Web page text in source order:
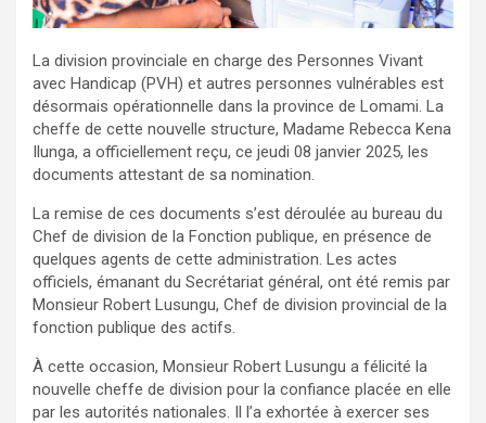
La division provinciale en charge des Personnes Vivant
avec Handicap (PVH) et autres personnes vulnérables est
désormais opérationnelle dans la province de Lomami. La
cheffe de cette nouvelle structure, Madame Rebecca Kena
Ilunga, a officiellement reçu, ce jeudi 08 janvier 2025, les
documents attestant de sa nomination.
La remise de ces documents s’est déroulée au bureau du
Chef de division de la Fonction publique, en présence de
quelques agents de cette administration. Les actes
officiels, émanant du Secrétariat général, ont été remis par
Monsieur Robert Lusungu, Chef de division provincial de la
fonction publique des actifs.
À cette occasion, Monsieur Robert Lusungu a félicité la
nouvelle cheffe de division pour la confiance placée en elle
par les autorités nationales. Il l’a exhortée à exercer ses